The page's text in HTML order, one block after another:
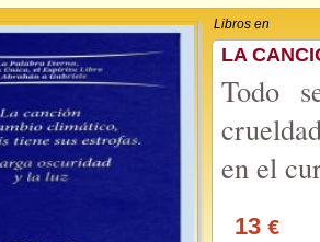
Libros en
LA
Todo
en el
13 €